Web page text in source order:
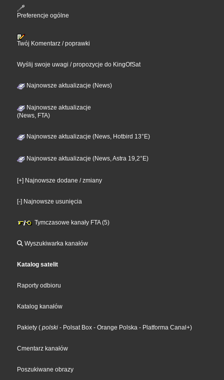
Preferencje ogólne
Twój Komentarz / poprawki
Wyślij swoje uwagi / propozycje do KingOfSat
Najnowsze aktualizacje (News)
Najnowsze aktualizacje
(News, FTA)
Najnowsze aktualizacje (News, Hotbird 13°E)
Najnowsze aktualizacje (News, Astra 19,2°E)
[+] Najnowsze dodane / zmiany
[-] Najnowsze usunięcia
Tymczasowe kanały FTA (5)
Wyszukiwarka kanałów
Katalog satelit
Raporty odbioru
Katalog kanałów
Pakiety ( polski - Polsat Box - Orange Polska - Platforma Canal+)
Cmentarz kanałów
Poszukiwane obrazy